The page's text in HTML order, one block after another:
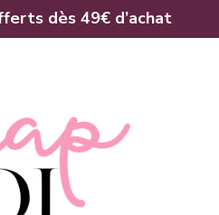
dès 49€ d’achat